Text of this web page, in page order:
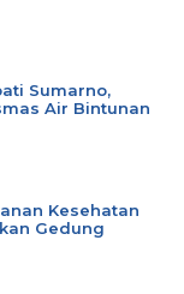
Sumarno,
Air Bintunan
Kesehatan
Gedung